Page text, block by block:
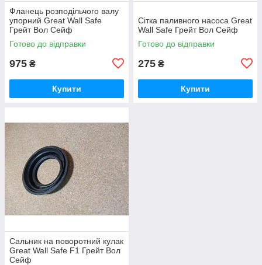
Фланець розподільчого валу
упорний Great Wall Safe
Грейт Вол Сейф
Готово до відправки
975 ₴
Купити
Сітка паливного насоса Great
Wall Safe Грейт Вол Сейф
Готово до відправки
275 ₴
Купити
Сальник на поворотний кулак
Great Wall Safe F1 Грейт Вол
Сейф